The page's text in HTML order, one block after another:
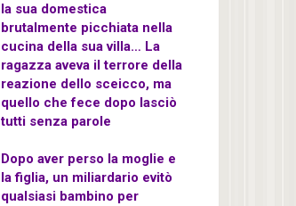
la sua domestica
brutalmente picchiata nella
cucina della sua villa… La
ragazza aveva il terrore della
reazione dello sceicco, ma
quello che fece dopo lasciò
tutti senza parole
Dopo aver perso la moglie e
la figlia, un miliardario evitò
qualsiasi bambino per